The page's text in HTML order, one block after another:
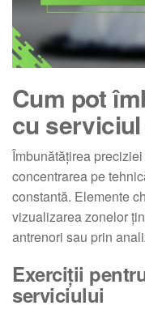
Cum pot
cu
Îmbunătățirea
concentrarea pe
constantă. Elemente
vizualizarea zonelor
antrenori sau prin
Exerciții
serviciului